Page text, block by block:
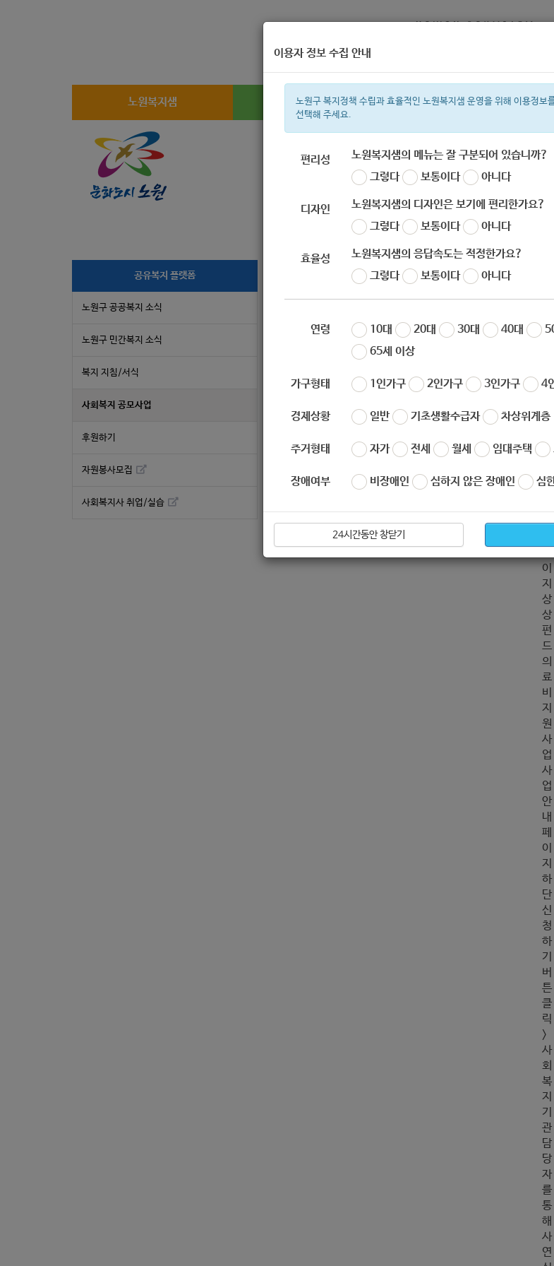
노원복지샘 복지정보 복지서비스 신청
복지관 지원금 이용시설 ìº 성민복지관
이용자 정보 수집 안내
노원구 복지정책 수립과 효율적인 노원복지샘 운영을 위해 이용정보
선택해 주세요.
편리성
노원복지샘의 메뉴는 잘 구분되어 있습니까?
그렇다
보통이다 아니다
디자인
노원복지샘의 디자인은 보기에 편리한가요?
그렇다
보통이다 아니다
효율성
노원복지샘의 응답속도는 적정한가요?
그렇다
보통이다 아니다
연령 10대 20대 30대 40대
65세 이상
가구형태 1인가구 2인가구 3인가구 4
경제상황 일반 기초생활수급자 차상위계층
주거형태 자가 전세 월세 임대주택
장애여부 비장애인 심하지 않은 장애인 심
24시간동안 창닫기
공유복지 플랫폼
노원구 공공복지 소식
노원구 민간복지 소식
복지 지침/서식
사회복지 공모사업
후원하기
자원봉사모집
사회복지사 취업/실습
[KT&G복지재단] 상상펀드의료비지
KT&G복지재단은 KT&G 임직원 모금을
를 지원
하고 있습니다.
신청기간 및 방법 : 1일 ~ 20일까지
단
이
지
상
상
펀
드
의
료
비
지
원
사
업
사
업
안
내
페
이
지
하
단
신
청
하
기
버
튼
클
릭
>
사
회
복
지
기
관
담
당
자
를
통
해
사
연
지원